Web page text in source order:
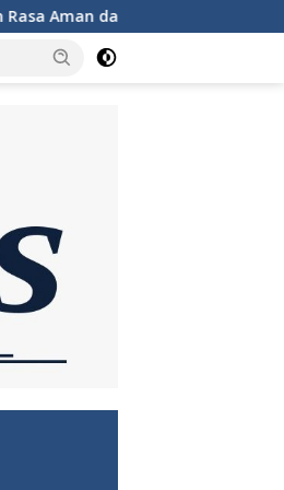
KSKP Merak Intensifkan Patroli